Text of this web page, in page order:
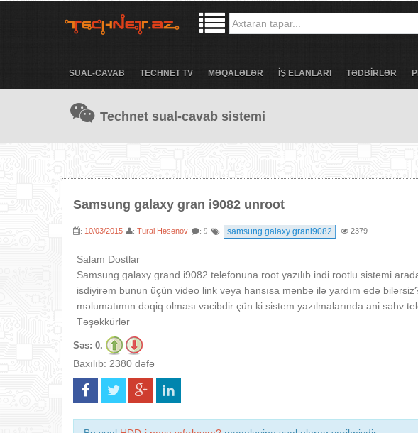
SUAL-CAVAB TECHNET TV MƏQALƏLƏR İŞ ELANLARI TƏDBİRLƏR
Technet sual-cavab sistemi
Samsung galaxy gran i9082 unroot
: 10/03/2015 : Tural Həsənov : 9 : samsung galaxy grani9082 2379
Salam Dostlar
Samsung galaxy grand i9082 telefonuna root yazılıb indi rootlu sistemi
isdiyirəm bunun üçün video link vəya hansısa mənbə ilə yardım edə
məlumatımın dəqiq olması vacibdir çün ki sistem yazılmalarında ani səhv
Təşəkkürlər
Səs: 0.
Baxılıb: 2380 dəfə